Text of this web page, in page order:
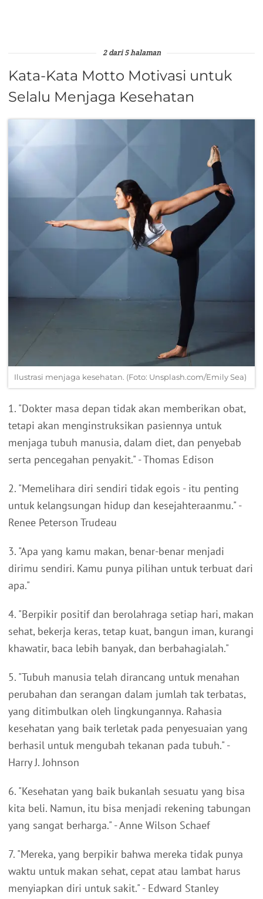
2 dari 5 halaman
Kata-Kata Motto Motivasi untuk
Selalu Menjaga Kesehatan
Ilustrasi menjaga kesehatan. (Foto: Unsplash.com/Emily Sea)
1. "Dokter masa depan tidak akan memberikan obat,
tetapi akan menginstruksikan pasiennya untuk
menjaga tubuh manusia, dalam diet, dan penyebab
serta pencegahan penyakit." - Thomas Edison
2. "Memelihara diri sendiri tidak egois - itu penting
untuk kelangsungan hidup dan kesejahteraanmu." -
Renee Peterson Trudeau
3. "Apa yang kamu makan, benar-benar menjadi
dirimu sendiri. Kamu punya pilihan untuk terbuat dari
apa."
4. "Berpikir positif dan berolahraga setiap hari, makan
sehat, bekerja keras, tetap kuat, bangun iman, kurangi
khawatir, baca lebih banyak, dan berbahagialah."
5. "Tubuh manusia telah dirancang untuk menahan
perubahan dan serangan dalam jumlah tak terbatas,
yang ditimbulkan oleh lingkungannya. Rahasia
kesehatan yang baik terletak pada penyesuaian yang
berhasil untuk mengubah tekanan pada tubuh." -
Harry J. Johnson
6. "Kesehatan yang baik bukanlah sesuatu yang bisa
kita beli. Namun, itu bisa menjadi rekening tabungan
yang sangat berharga." - Anne Wilson Schaef
7. "Mereka, yang berpikir bahwa mereka tidak punya
waktu untuk makan sehat, cepat atau lambat harus
menyiapkan diri untuk sakit." - Edward Stanley